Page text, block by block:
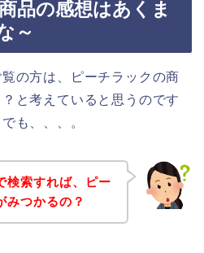
品の感想はあくま
～
の方は、ピーチラックの商
と考えていると思うのです
も、、、。
検索すれば、ピー
みつかるの？